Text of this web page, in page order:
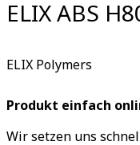
ELIX ABS
ELIX Polymers
Produkt einfach
Wir setzen uns